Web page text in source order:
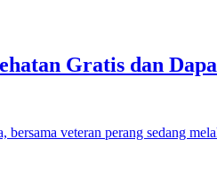
Gratis dan